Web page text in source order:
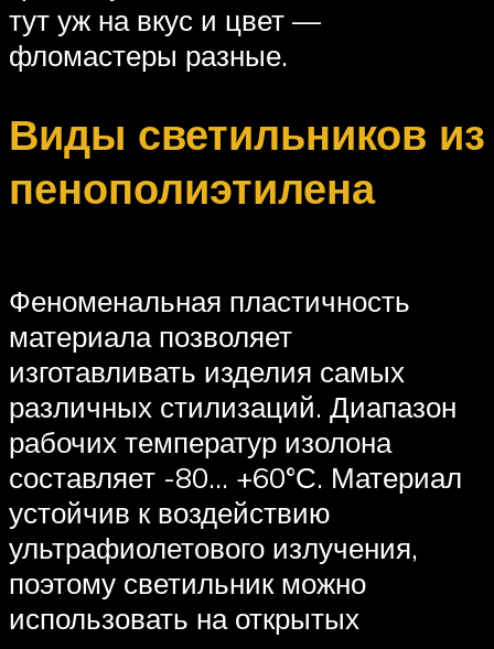
тут уж на вкус и цвет —
фломастеры разные.
Виды светильников из
пенополиэтилена
Феноменальная пластичность
материала позволяет
изготавливать изделия самых
различных стилизаций. Диапазон
рабочих температур изолона
составляет -80… +60°С. Материал
устойчив к воздействию
ультрафиолетового излучения,
поэтому светильник можно
использовать на открытых